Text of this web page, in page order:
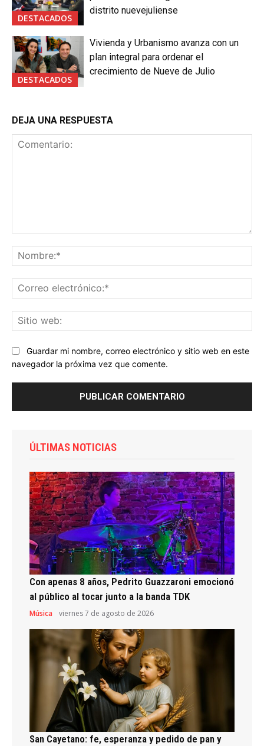
DESTACADOS
distrito nuevejuliense
DESTACADOS
Vivienda y Urbanismo avanza con un
plan integral para ordenar el
crecimiento de Nueve de Julio
DEJA UNA RESPUESTA
Guardar mi nombre, correo electrónico y sitio web en este
navegador la próxima vez que comente.
ÚLTIMAS NOTICIAS
Con apenas 8 años, Pedrito Guazzaroni emocionó
al público al tocar junto a la banda TDK
Música viernes 7 de agosto de 2026
San Cayetano: fe, esperanza y pedido de pan y